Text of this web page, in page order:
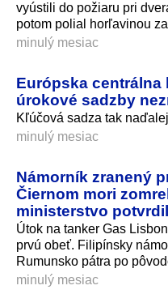
vyústili do požiaru pri
potom polial horľavinou
minulý mesiac
Európska centrálna
úrokové sadzby
Kľúčová sadza tak
minulý mesiac
Námorník zranený
Čiernom mori
ministerstvo
Útok na tanker Gas
prvú obeť. Filipínsky
Rumunsko pátra po
minulý mesiac